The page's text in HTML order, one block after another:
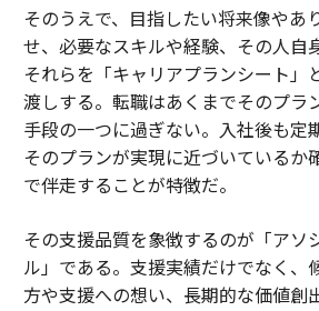
そのうえで、目指したい将来像やあ
せ、必要なスキルや経験、その人自
それらを「キャリアプランシート」
渡しする。転職はあくまでそのプラ
手段の一つに過ぎない。入社後も定
そのプランが実現に近づいているか
で伴走することが特徴だ。
その支援品質を象徴するのが「アソ
ル」である。支援実績だけでなく、
方や支援への想い、長期的な価値創